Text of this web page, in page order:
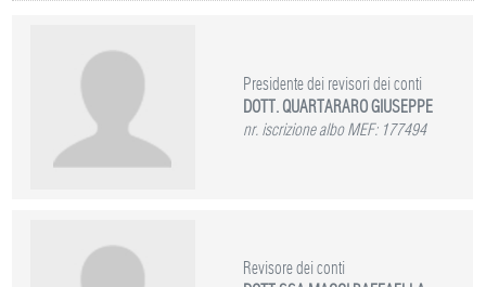
Presidente dei revisori dei conti
DOTT. QUARTARARO GIUSEPPE
nr. iscrizione albo MEF: 177494
Revisore dei conti